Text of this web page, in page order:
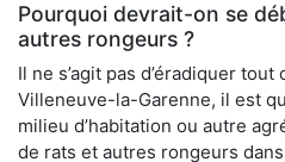
Pourquoi devrait-on se
autres rongeurs ?
Il ne s’agit pas d’éradiquer
Villeneuve-la-Garenne, il est
milieu d’habitation ou autre
de rats et autres rongeurs